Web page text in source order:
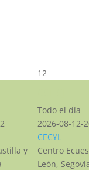
y
12
Todo el día
2026-08-12-
CECYL
Centro
León,